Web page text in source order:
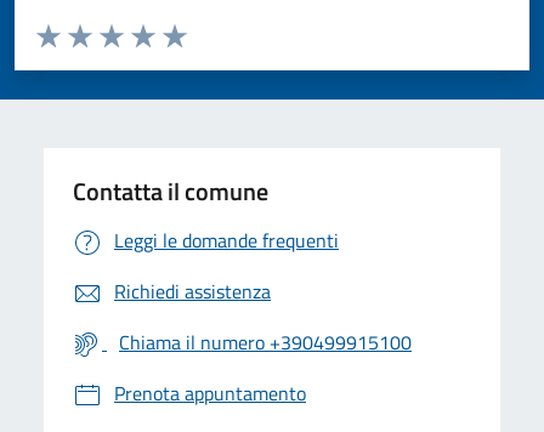
Valuta da 1 a 5 stelle la pagina
Valuta 5 stelle su 5
Valuta 4 stelle su 5
Valuta 3 stelle su 5
Valuta 2 stelle su 5
Valuta 1 stelle su 5
Contatta il comune
Leggi le domande frequenti
Richiedi assistenza
Chiama il numero +390499915100
Prenota appuntamento